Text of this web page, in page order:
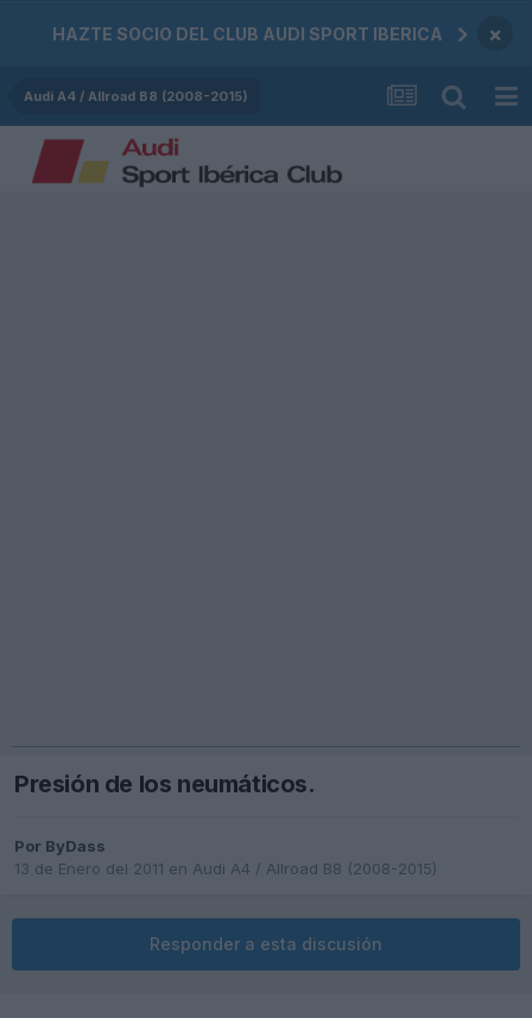
HAZTE SOCIO DEL CLUB AUDI SPORT IBERICA ×
Audi A4 / Allroad B8 (2008-2015)
Presión de los neumáticos.
Por ByDass
13 de Enero del 2011 en Audi A4 / Allroad B8 (2008-2015)
Responder a esta discusión